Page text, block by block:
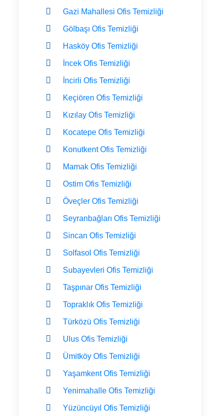
Gazi Mahallesi Ofis Temizliği
Gölbaşı Ofis Temizliği
Hasköy Ofis Temizliği
İncek Ofis Temizliği
İncirli Ofis Temizliği
Keçiören Ofis Temizliği
Kızılay Ofis Temizliği
Kocatepe Ofis Temizliği
Konutkent Ofis Temizliği
Mamak Ofis Temizliği
Ostim Ofis Temizliği
Öveçler Ofis Temizliği
Seyranbağları Ofis Temizliği
Sincan Ofis Temizliği
Solfasol Ofis Temizliği
Subayevleri Ofis Temizliği
Taşpınar Ofis Temizliği
Topraklık Ofis Temizliği
Türközü Ofis Temizliği
Ulus Ofis Temizliği
Ümitköy Ofis Temizliği
Yaşamkent Ofis Temizliği
Yenimahalle Ofis Temizliği
Yüzüncüyıl Ofis Temizliği